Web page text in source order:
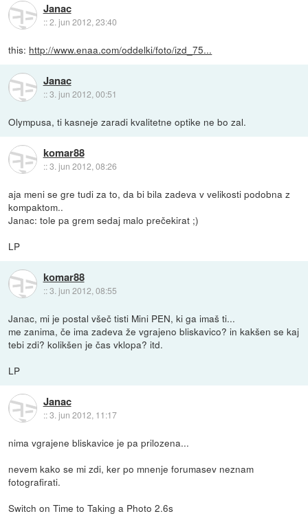
Janac
::2. jun 2012, 23:40
this: http://www.enaa.com/oddelki/foto/izd_75...
Janac
::3. jun 2012, 00:51
Olympusa, ti kasneje zaradi kvalitetne optike ne bo zal.
komar88
::3. jun 2012, 08:26
aja meni se gre tudi za to, da bi bila zadeva v velikosti podobna z
kompaktom..
Janac: tole pa grem sedaj malo prečekirat ;)
LP
komar88
::3. jun 2012, 08:55
Janac, mi je postal všeč tisti Mini PEN, ki ga imaš ti...
me zanima, če ima zadeva že vgrajeno bliskavico? in kakšen se kaj
tebi zdi? kolikšen je čas vklopa? itd.
LP
Janac
::3. jun 2012, 11:17
nima vgrajene bliskavice je pa prilozena...
nevem kako se mi zdi, ker po mnenje forumasev neznam
fotografirati.
Switch on Time to Taking a Photo 2.6s